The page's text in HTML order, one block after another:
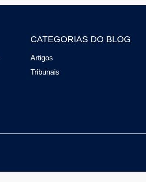
CATEGORIAS DO BLOG
Artigos
Tribunais